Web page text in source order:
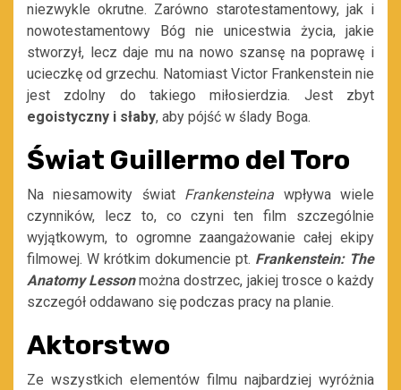
niezwykle okrutne. Zarówno starotestamentowy, jak i
nowotestamentowy Bóg nie unicestwia życia, jakie
stworzył, lecz daje mu na nowo szansę na poprawę i
ucieczkę od grzechu. Natomiast Victor Frankenstein nie
jest zdolny do takiego miłosierdzia. Jest zbyt
egoistyczny i słaby, aby pójść w ślady Boga.
Świat Guillermo del Toro
Na niesamowity świat Frankensteina wpływa wiele
czynników, lecz to, co czyni ten film szczególnie
wyjątkowym, to ogromne zaangażowanie całej ekipy
filmowej. W krótkim dokumencie pt. Frankenstein: The
Anatomy Lesson można dostrzec, jakiej trosce o każdy
szczegół oddawano się podczas pracy na planie.
Aktorstwo
Ze wszystkich elementów filmu najbardziej wyróżnia